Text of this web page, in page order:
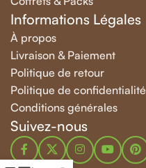
Informations Légales
À propos
Livraison & Paiement
Politique de retour
Politique de confidentialité
Conditions générales
Suivez-nous